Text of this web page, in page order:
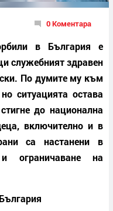
0 Коментара
в България е
служебният здравен
По думите му към
ситуацията остава
до национална
включително и в
са настанени в
ограничаване на